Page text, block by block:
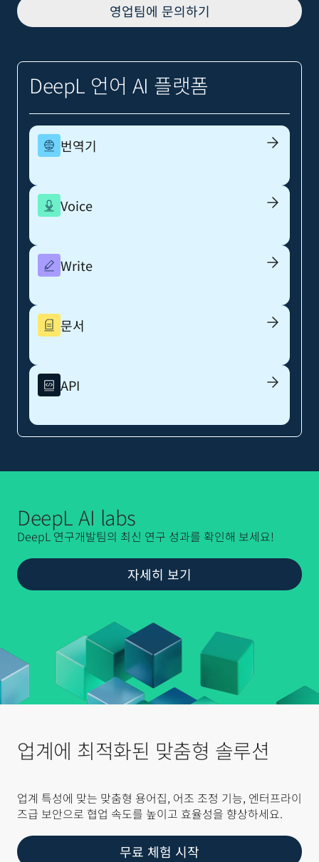
영업팀에 문의하기
DeepL 언어 AI 플랫폼
번역기
Voice
Write
문서
API
DeepL AI labs
DeepL 연구개발팀의 최신 연구 성과를 확인해 보세요!
자세히 보기
업계에 최적화된 맞춤형 솔루션
업계 특성에 맞는 맞춤형 용어집, 어조 조정 기능, 엔터프라이
즈급 보안으로 협업 속도를 높이고 효율성을 향상하세요.
무료 체험 시작